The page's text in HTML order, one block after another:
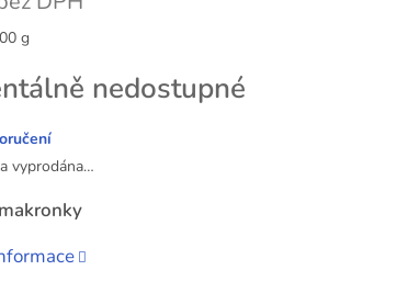
g
nedostupné
vyprodána…